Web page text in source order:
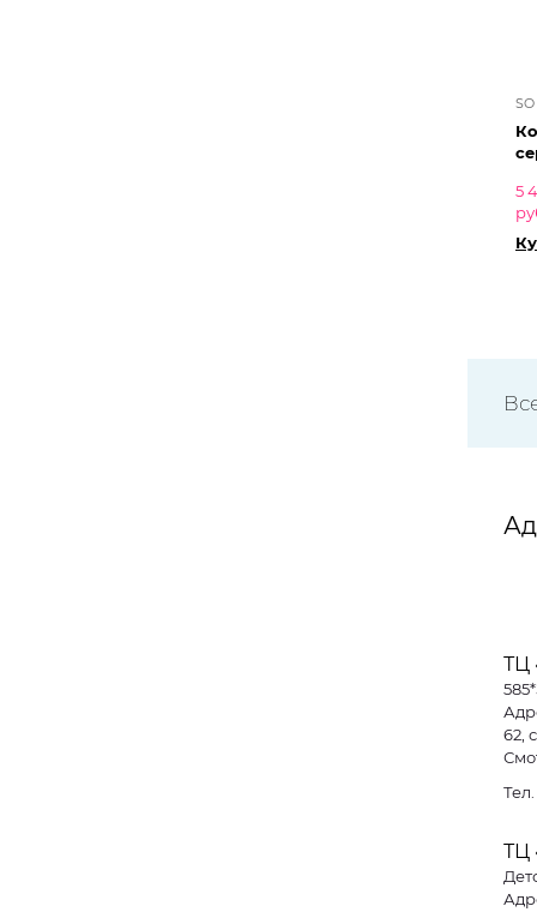
5
ТЦ
62,
Тел.
ТЦ